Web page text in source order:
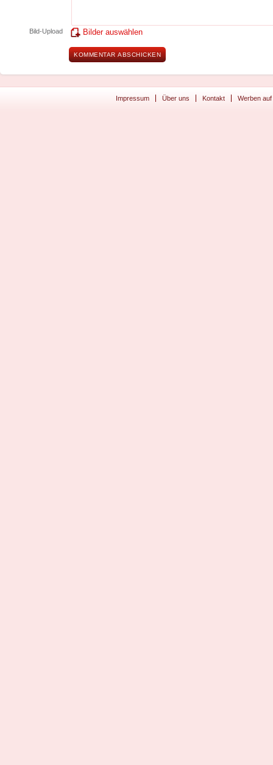
Bild-Upload Bilder auswählen
Impressum Über uns Kontakt Werben